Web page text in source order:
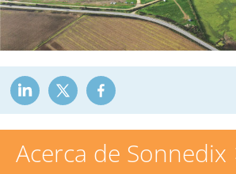
Acerca de Sonnedix